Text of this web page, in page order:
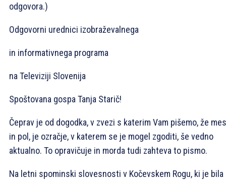
odgovora.)
Odgovorni urednici izobraževalnega
in informativnega programa
na Televiziji Slovenija
Spoštovana gospa Tanja Starič!
Čeprav je od dogodka, v zvezi s katerim Vam pišemo, že
in pol, je ozračje, v katerem se je mogel zgoditi, še vedno
aktualno. To opravičuje in morda tudi zahteva to pismo.
Na letni spominski slovesnosti v Kočevskem Rogu, ki je bila